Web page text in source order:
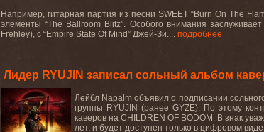
Например, гитарная партия из песни SWEET “Burn On The
элементы “The Ballroom Blitz”. Особого внимания заслуживает
Frehley), с “Empire State Of Mind” Джей-Зи.... подробнее
Лидер RYUJIN записал сольный альбом
Лейбл Napalm объявил о подписании
группы RYUJIN (ранее GYZE). По этому
каверов на CHILDREN OF BODOM. В знак
лет, и будет доступен только в цифровом